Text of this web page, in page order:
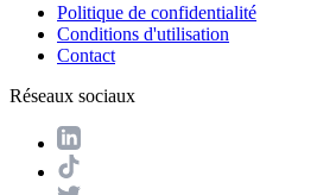
Politique de confidentialité
Conditions d'utilisation
Contact
Réseaux sociaux